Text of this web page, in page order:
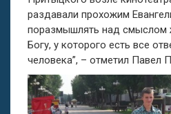
раздавали прохожим
поразмышлять над смыслом
Богу, у которого есть все
человека”, – отметил Павел